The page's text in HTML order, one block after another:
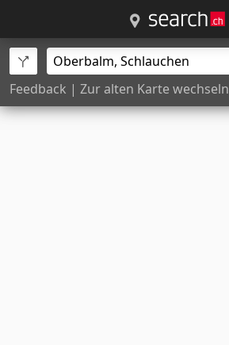
Feedback | Zur alten Karte wechseln